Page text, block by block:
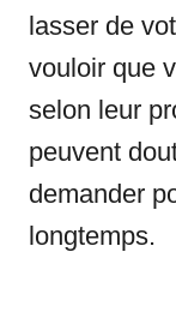
lasser de
vouloir que
selon leur
peuvent
demander
longtemps.